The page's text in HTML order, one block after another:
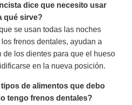
dice que necesito usar
qué sirve?
se usan todas las noches
frenos dentales, ayudan a
de los dientes para que el hueso
en la nueva posición.
de alimentos que debo
tengo frenos dentales?